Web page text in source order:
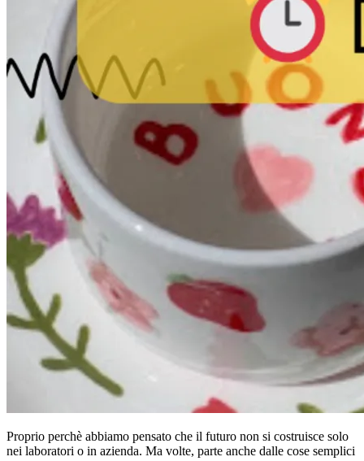
Proprio perchè abbiamo pensato che il futuro non si costruisce solo
nei laboratori o in azienda. Ma volte, parte anche dalle cose semplici